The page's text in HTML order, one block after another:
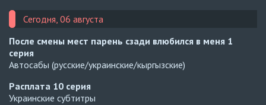
Сегодня, 06 августа
После смены мест парень сзади влюбился в меня 1
серия
Автосабы (русские/украинские/кыргызские)
Расплата 10 серия
Украинские субтитры